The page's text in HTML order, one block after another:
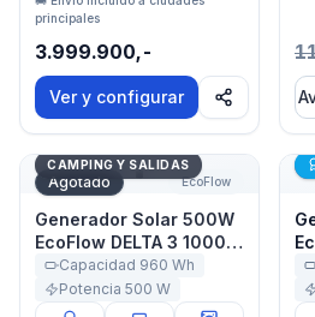
principales
3.999.900,-
Ver y configurar
Generador Solar 500W
Agotado EcoFlow
CAMPING Y SALIDAS
Generador Solar 500W
EcoFlow DELTA 3 1000
AirCapacidad 960 Wh
Potencia 500 W